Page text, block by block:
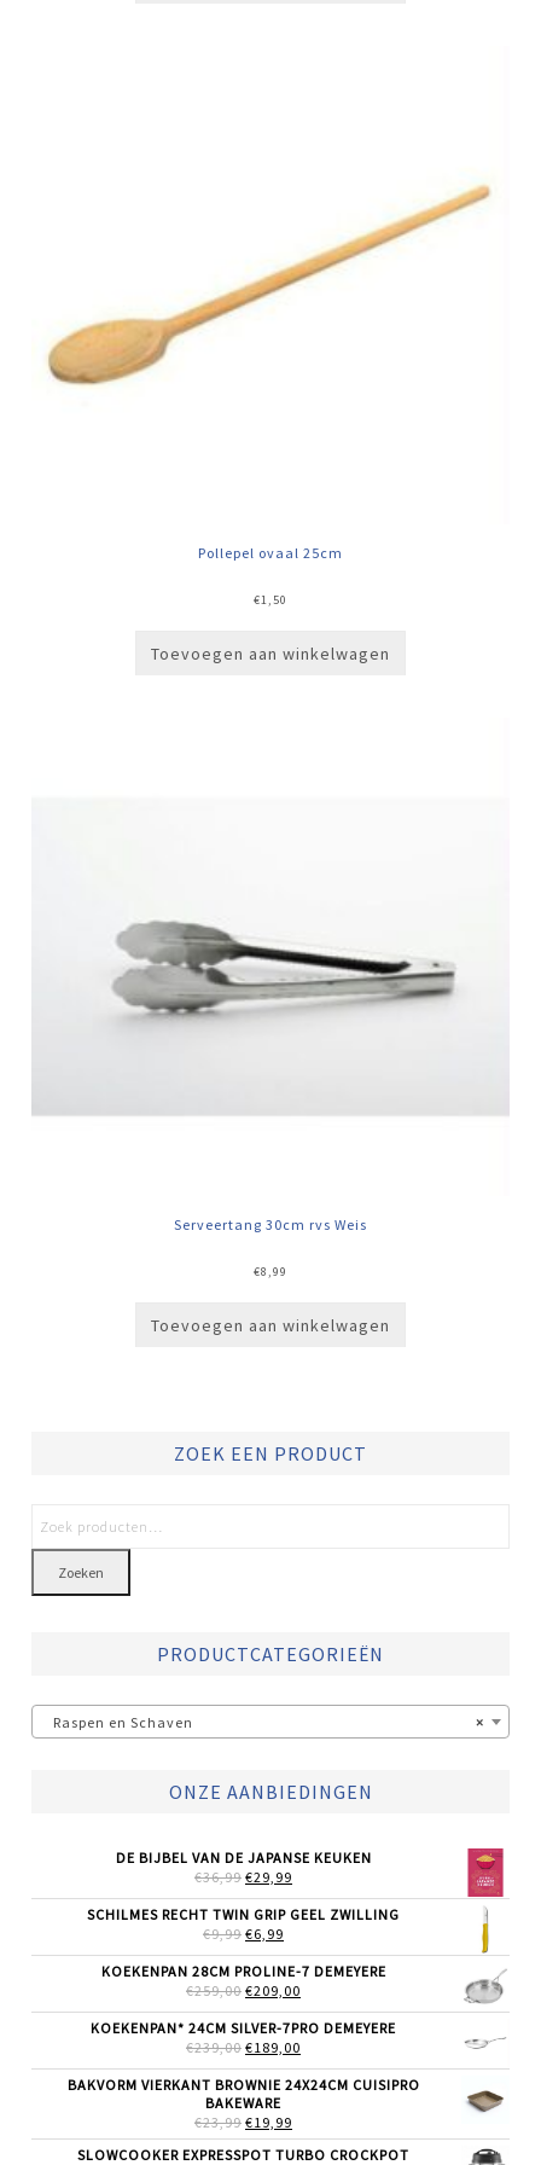
Pollepel ovaal 25cm
€1,50
Toevoegen aan winkelwagen
Serveertang 30cm rvs Weis
€8,99
Toevoegen aan winkelwagen
ZOEK EEN PRODUCT
Zoeken
PRODUCTCATEGORIEËN
×
Raspen en Schaven
ONZE AANBIEDINGEN
DE BIJBEL VAN DE JAPANSE KEUKEN
€36,99 OORSPRONKELIJKE
WAS:
€36,99.
€29,99
IS:
SCHILMES RECHT TWIN GRIP GEEL ZWILLING
€9,99 OORSPRONKELIJKE
WAS:
€9,99.
€6,99
IS:
€6,99.
KOEKENPAN 28CM PROLINE-7 DEMEYERE
€259,00 OORSPRONKELIJKE
WAS:
€259,00.
€209,00
IS:
KOEKENPAN* 24CM SILVER-7PRO DEMEYERE
€239,00 OORSPRONKELIJKE
WAS:
€239,00.
€189,00
IS:
BAKVORM VIERKANT BROWNIE 24X24CM CUISIPRO
BAKEWARE
€23,99 OORSPRONKELIJKE
PRIJS
WAS:
€19,99
PRIJS
IS:
SLOWCOOKER EXPRESSPOT TURBO CROCKPOT